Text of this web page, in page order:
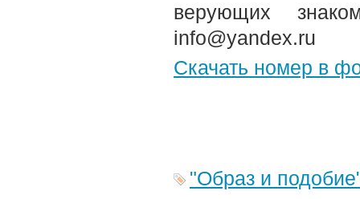
верующих
info@yandex.ru
Скачать номер в
"Образ и